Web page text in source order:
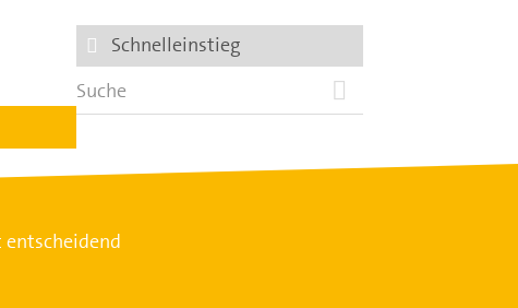
Schnelleinstieg